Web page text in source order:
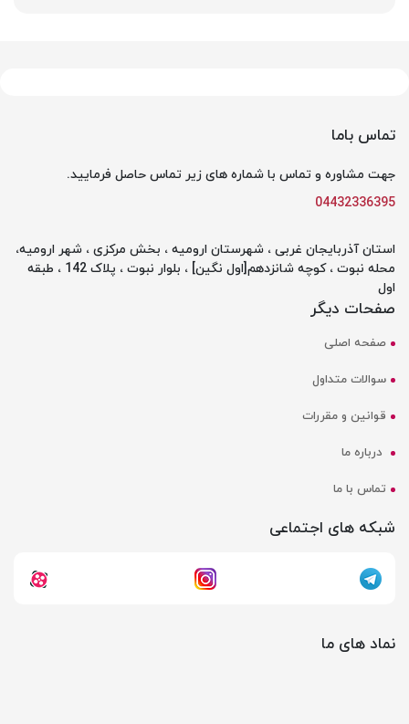
تماس باما
جهت مشاوره و تماس با شماره های زیر تماس حاصل فرمایید.
04432336395
استان آذربایجان غربی ، شهرستان ارومیه ، بخش مرکزی ، شهر ارومیه،
محله نبوت ، کوچه شانزدهم[اول نگین] ، بلوار نبوت ، پلاک 142 ، طبقه
اول
صفحات دیگر
صفحه اصلی
سوالات متداول
قوانین و مقررات
درباره ما
تماس با ما
شبکه های اجتماعی
نماد های ما